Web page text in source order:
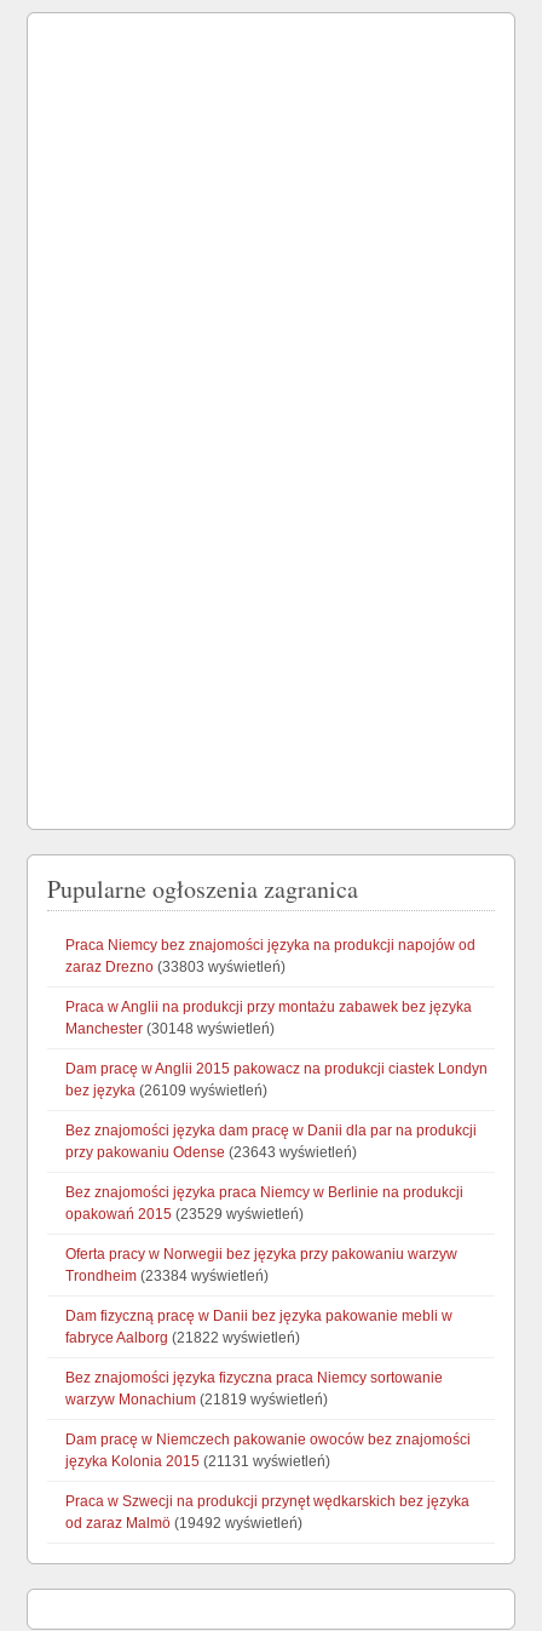
Pupularne ogłoszenia zagranica
Praca Niemcy bez znajomości języka na produkcji napojów od
zaraz Drezno (33803 wyświetleń)
Praca w Anglii na produkcji przy montażu zabawek bez języka
Manchester (30148 wyświetleń)
Dam pracę w Anglii 2015 pakowacz na produkcji ciastek Londyn
bez języka (26109 wyświetleń)
Bez znajomości języka dam pracę w Danii dla par na produkcji
przy pakowaniu Odense (23643 wyświetleń)
Bez znajomości języka praca Niemcy w Berlinie na produkcji
opakowań 2015 (23529 wyświetleń)
Oferta pracy w Norwegii bez języka przy pakowaniu warzyw
Trondheim (23384 wyświetleń)
Dam fizyczną pracę w Danii bez języka pakowanie mebli w
fabryce Aalborg (21822 wyświetleń)
Bez znajomości języka fizyczna praca Niemcy sortowanie
warzyw Monachium (21819 wyświetleń)
Dam pracę w Niemczech pakowanie owoców bez znajomości
języka Kolonia 2015 (21131 wyświetleń)
Praca w Szwecji na produkcji przynęt wędkarskich bez języka
od zaraz Malmö (19492 wyświetleń)